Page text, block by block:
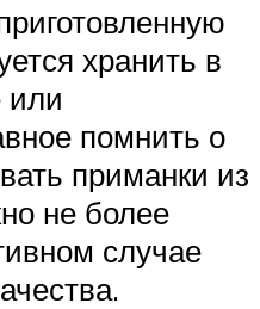
хранить в
или
помнить о
приманки из
не более
случае